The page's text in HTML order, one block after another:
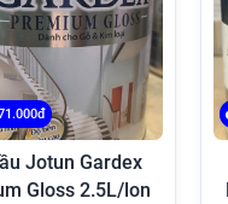
Jotun Gardex
Gloss 2.5L/lon